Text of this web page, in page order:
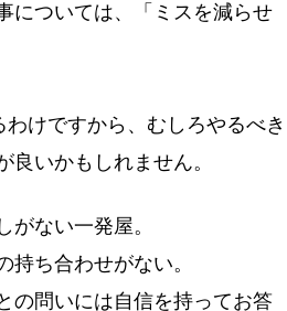
については、「ミスを減らせ
けですから、むしろやるべき
いかもしれません。
がない一発屋。
ち合わせがない。
の問いには自信を持ってお答